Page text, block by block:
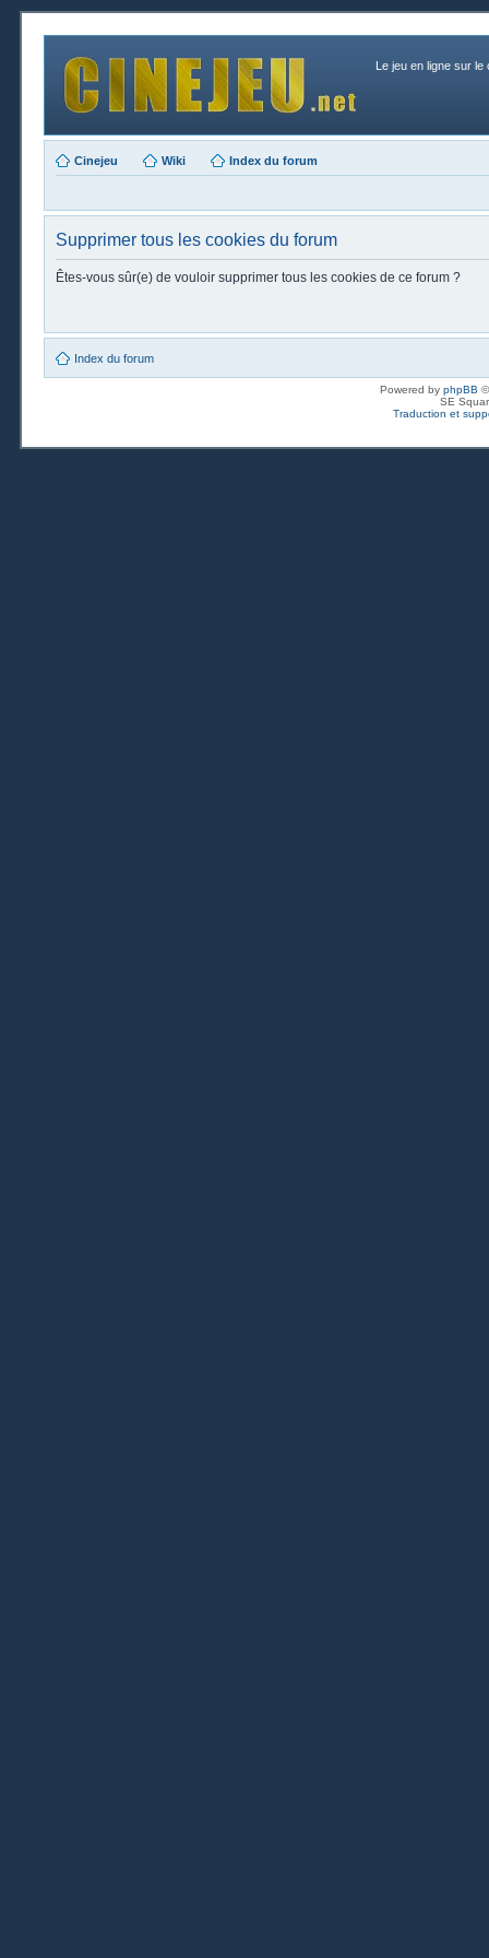
Le jeu en ligne sur le
Cinejeu Wiki Index du forum
Supprimer tous les cookies du forum
Êtes-vous sûr(e) de vouloir supprimer tous les cookies de ce forum ?
Index du forum
Powered by phpBB
SE
Traduction et